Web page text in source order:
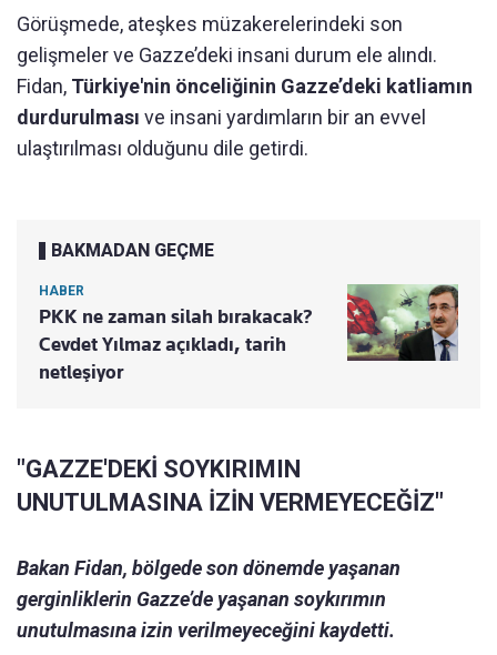
Görüşmede, ateşkes müzakerelerindeki son
gelişmeler ve Gazze’deki insani durum ele alındı.
Fidan, Türkiye'nin önceliğinin Gazze’deki katliamın
durdurulması ve insani yardımların bir an evvel
ulaştırılması olduğunu dile getirdi.
BAKMADAN GEÇME
HABER
PKK ne zaman silah bırakacak?
Cevdet Yılmaz açıkladı, tarih
netleşiyor
"GAZZE'DEKİ SOYKIRIMIN
UNUTULMASINA İZİN VERMEYECEĞİZ"
Bakan Fidan, bölgede son dönemde yaşanan
gerginliklerin Gazze’de yaşanan soykırımın
unutulmasına izin verilmeyeceğini kaydetti.